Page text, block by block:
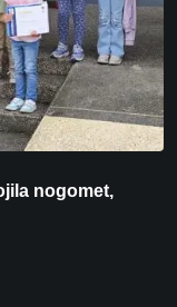
nogomet,